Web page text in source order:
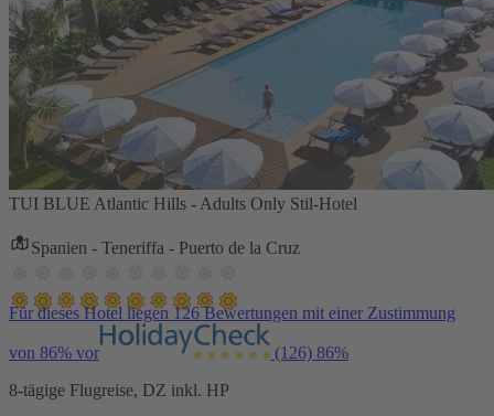
TUI BLUE Atlantic Hills - Adults Only Stil-Hotel
Spanien - Teneriffa - Puerto de la Cruz
Für dieses Hotel liegen 126 Bewertungen mit einer Zustimmung
von 86% vor (126) 86%
8-tägige Flugreise, DZ inkl. HP